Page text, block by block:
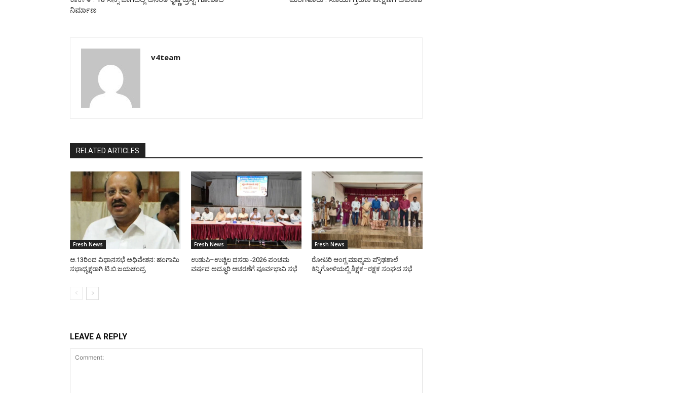
ನಿರ್ಮಾಣ
v4team
RELATED ARTICLES
Fresh News
ಆ.13ರಿಂದ ವಿಧಾನಸಭೆ ಅಧಿವೇಶನ: ಹಂಗಾಮಿ
ಸಭಾಧ್ಯಕ್ಷರಾಗಿ ಟಿ.ಬಿ.ಜಯಚಂದ್ರ
Fresh News
ಉಡುಪಿ–ಉಚ್ಚಿಲ ದಸರಾ -2026 ಪಂಚಮ
ವರ್ಷದ ಅದ್ಧೂರಿ ಆಚರಣೆಗೆ ಪೂರ್ವಭಾವಿ ಸಭೆ
Fresh News
ರೋಟರಿ ಆಂಗ್ಲ ಮಾಧ್ಯಮ ಪ್ರೌಢಶಾಲೆ
ಕಿನ್ನಿಗೋಳಿಯಲ್ಲಿ ಶಿಕ್ಷಕ–ರಕ್ಷಕ ಸಂಘದ ಸಭೆ
LEAVE A REPLY